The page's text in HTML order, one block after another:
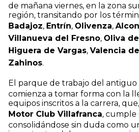
de mañana viernes, en la zona
región, transitando por los
Badajoz, Entrín, Olivenza,
Villanueva del Fresno, Oliva
Higuera de Vargas, Valencia
Zahinos.
El parque de trabajo del antiguo
comienza a tomar forma con la
equipos inscritos a la carrera,
Motor Club Villafranca, cumple
consolidándose sin duda como